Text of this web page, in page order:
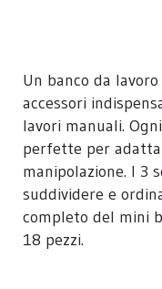
Un banco da
accessori
lavori manuali.
perfette per
manipolazione. I 3
suddividere e
completo del mini
18 pezzi.